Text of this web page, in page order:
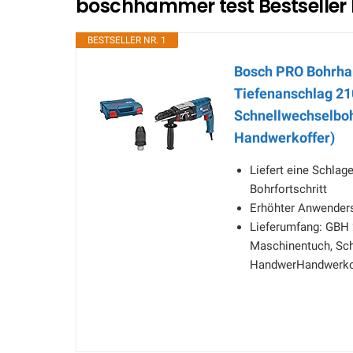
boschhammer test
BESTSELLER NR. 1
Bosch PRO
Tiefenanschlag
Handwerkoffer)
Liefert eine
Bohrfortschritt
Erhöhter
Lieferumfang:
Maschinentuch,